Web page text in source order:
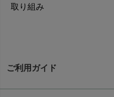
取り組み
ご利用ガイド